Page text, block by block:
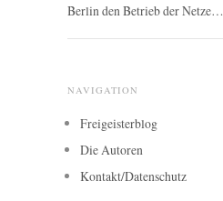
Berlin den Betrieb der Netze…
NAVIGATION
Freigeisterblog
Die Autoren
Kontakt/Datenschutz